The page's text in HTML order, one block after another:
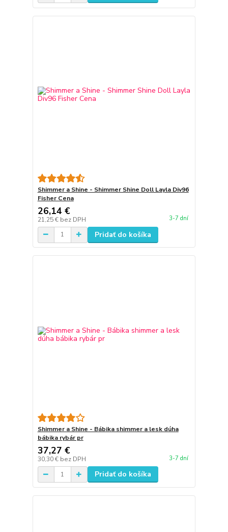
Shimmer a Shine - Shimmer Shine Doll Layla Div96
Fisher Cena
26,14 €
21,25 € bez DPH 3-7 dní
Pridať do košíka
Shimmer a Shine - Bábika shimmer a lesk dúha
bábika rybár pr
37,27 €
30,30 € bez DPH 3-7 dní
Pridať do košíka